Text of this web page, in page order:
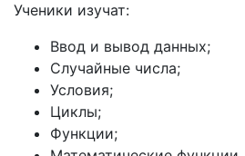
Ученики изучат:
Ввод и вывод данных;
Случайные числа;
Условия;
Циклы;
Функции;